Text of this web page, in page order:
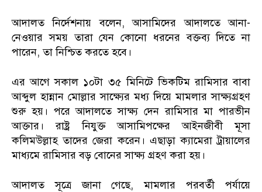
আদালত নির্দেশনায় বলেন, আসামিদের আদালতে আনা-
নেওয়ার সময় তারা যেন কোনো ধরনের বক্তব্য দিতে না
পারেন, তা নিশ্চিত করতে হবে।
এর আগে সকাল ১০টা ৩৫ মিনিটে ভিকটিম রামিসার বাবা
আব্দুল হান্নান মোল্লার সাক্ষ্যের মধ্য দিয়ে মামলার সাক্ষ্যগ্রহণ
শুরু হয়। পরে আদালতে সাক্ষ্য দেন রামিসার মা পারভীন
আক্তার। রাষ্ট্র নিযুক্ত আসামিপক্ষের আইনজীবী মূসা
কলিমউল্লাহ তাদের জেরা করেন। এছাড়া ক্যামেরা ট্রায়ালের
মাধ্যমে রামিসার বড় বোনের সাক্ষ্য গ্রহণ করা হয়।
আদালত সূত্রে জানা গেছে, মামলার পরবর্তী পর্যায়ে